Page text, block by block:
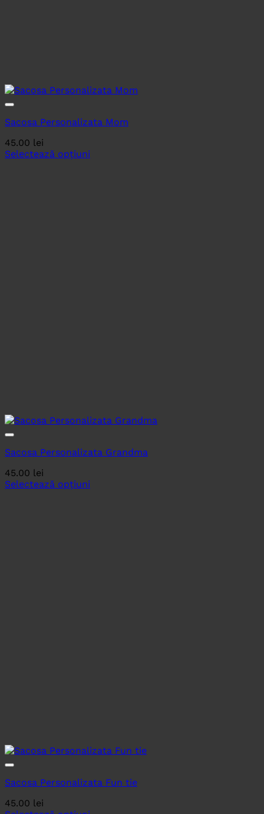
Sacosa Personalizata Mom
45.00 lei
Selectează opțiuni
Sacosa Personalizata Grandma
45.00 lei
Selectează opțiuni
Sacosa Personalizata Fun tie
45.00 lei